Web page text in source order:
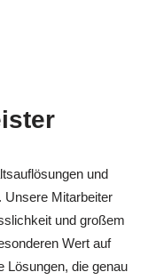
und
Unsere Mitarbeiter
und großem
Wert auf
Lösungen, die genau